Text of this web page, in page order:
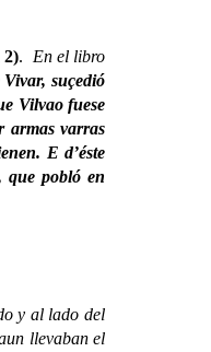
2).
En el libro
suçedió
Vilvao fuese
armas varras
E d’éste
que pobló en
y al lado del
llevaban el